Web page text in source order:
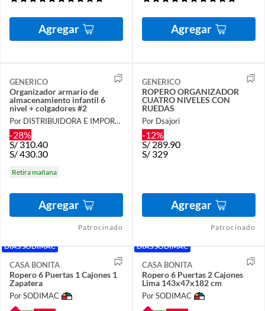
Agregar Agregar
GENERICO
Organizador armario de
almacenamiento infantil 6
nivel + colgadores #2
Por DISTRIBUIDORA E IMPORTADORA
-28%
S/310.40
S/430.30
Retira mañana
Agregar
Patrocinado
GENERICO
ROPERO ORGANIZADOR
CUATRO NIVELES CON
RUEDAS
Por Dsajori
-12%
S/289.90
S/ 329
Agregar
Patrocinado
DÍAS SODIMAC
CASA BONITA
Ropero 6 Puertas 1 Cajones 1
Zapatera
Por SODIMAC
DÍAS SODIMAC
CASA BONITA
Ropero 6 Puertas 2 Cajones
Lima 143x47x182 cm
Por SODIMAC